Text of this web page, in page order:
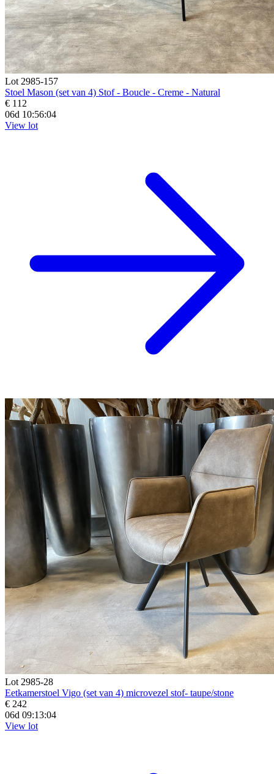
Lot 2985-157
Stoel Mason (set van 4) Stof - Boucle - Creme - Natural
€ 112
06d 10:56:03
View lot
Lot 2985-28
Eetkamerstoel Vigo (set van 4) microvezel stof- taupe/stone
€ 242
06d 09:13:03
View lot